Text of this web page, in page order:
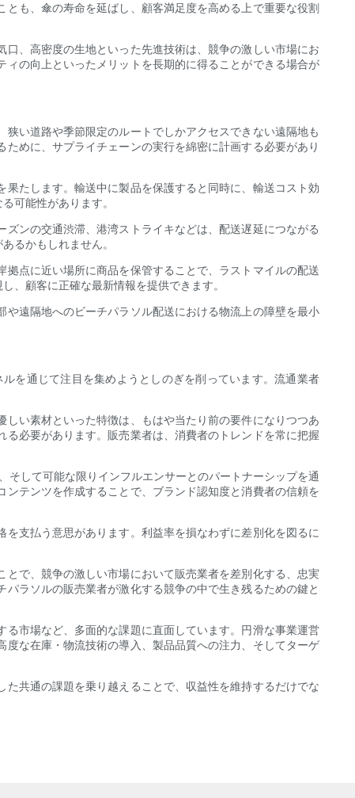
も、傘の寿命を延ばし、顧客満足度を高める上で重要な役割
、高密度の生地といった先進技術は、競争の激しい市場にお
の向上といったメリットを長期的に得ることができる場合が
い道路や季節限定のルートでしかアクセスできない遠隔地も
めに、サプライチェーンの実行を綿密に計画する必要があり
たします。輸送中に製品を保護すると同時に、輸送コスト効
可能性があります。
ンの交通渋滞、港湾ストライキなどは、配送遅延につながる
るかもしれません。
点に近い場所に商品を保管することで、ラストマイルの配送
、顧客に正確な最新情報を提供できます。
遠隔地へのビーチパラソル配送における物流上の障壁を最小
を通じて注目を集めようとしのぎを削っています。流通業者
い素材といった特徴は、もはや当たり前の要件になりつつあ
必要があります。販売業者は、消費者のトレンドを常に把握
して可能な限りインフルエンサーとのパートナーシップを通
テンツを作成することで、ブランド認知度と消費者の信頼を
支払う意思があります。利益率を損なわずに差別化を図るに
で、競争の激しい市場において販売業者を差別化する、忠実
ラソルの販売業者が激化する競争の中で生き残るための鍵と
市場など、多面的な課題に直面しています。円滑な事業運営
な在庫・物流技術の導入、製品品質への注力、そしてターゲ
共通の課題を乗り越えることで、収益性を維持するだけでな